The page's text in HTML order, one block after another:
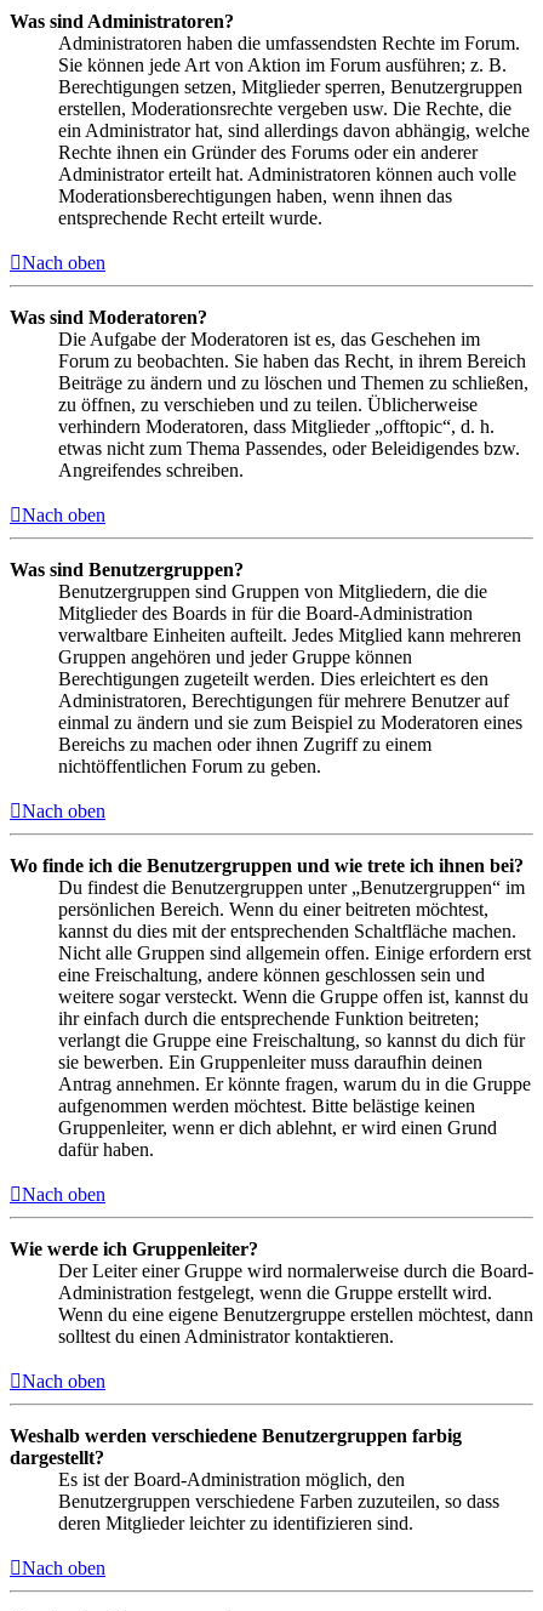
Was sind Administratoren?
Administratoren haben die umfassendsten Rechte im Forum.
Sie können jede Art von Aktion im Forum ausführen; z. B.
Berechtigungen setzen, Mitglieder sperren, Benutzergruppen
erstellen, Moderationsrechte vergeben usw. Die Rechte, die
ein Administrator hat, sind allerdings davon abhängig, welche
Rechte ihnen ein Gründer des Forums oder ein anderer
Administrator erteilt hat. Administratoren können auch volle
Moderationsberechtigungen haben, wenn ihnen das
entsprechende Recht erteilt wurde.
Nach oben
Was sind Moderatoren?
Die Aufgabe der Moderatoren ist es, das Geschehen im
Forum zu beobachten. Sie haben das Recht, in ihrem Bereich
Beiträge zu ändern und zu löschen und Themen zu schließen,
zu öffnen, zu verschieben und zu teilen. Üblicherweise
verhindern Moderatoren, dass Mitglieder „offtopic“, d. h.
etwas nicht zum Thema Passendes, oder Beleidigendes bzw.
Angreifendes schreiben.
Nach oben
Was sind Benutzergruppen?
Benutzergruppen sind Gruppen von Mitgliedern, die die
Mitglieder des Boards in für die Board-Administration
verwaltbare Einheiten aufteilt. Jedes Mitglied kann mehreren
Gruppen angehören und jeder Gruppe können
Berechtigungen zugeteilt werden. Dies erleichtert es den
Administratoren, Berechtigungen für mehrere Benutzer auf
einmal zu ändern und sie zum Beispiel zu Moderatoren eines
Bereichs zu machen oder ihnen Zugriff zu einem
nichtöffentlichen Forum zu geben.
Nach oben
Wo finde ich die Benutzergruppen und wie trete ich ihnen bei?
Du findest die Benutzergruppen unter „Benutzergruppen“ im
persönlichen Bereich. Wenn du einer beitreten möchtest,
kannst du dies mit der entsprechenden Schaltfläche machen.
Nicht alle Gruppen sind allgemein offen. Einige erfordern erst
eine Freischaltung, andere können geschlossen sein und
weitere sogar versteckt. Wenn die Gruppe offen ist, kannst du
ihr einfach durch die entsprechende Funktion beitreten;
verlangt die Gruppe eine Freischaltung, so kannst du dich für
sie bewerben. Ein Gruppenleiter muss daraufhin deinen
Antrag annehmen. Er könnte fragen, warum du in die Gruppe
aufgenommen werden möchtest. Bitte belästige keinen
Gruppenleiter, wenn er dich ablehnt, er wird einen Grund
dafür haben.
Nach oben
Wie werde ich Gruppenleiter?
Der Leiter einer Gruppe wird normalerweise durch die Board-
Administration festgelegt, wenn die Gruppe erstellt wird.
Wenn du eine eigene Benutzergruppe erstellen möchtest, dann
solltest du einen Administrator kontaktieren.
Nach oben
Weshalb werden verschiedene Benutzergruppen farbig
dargestellt?
Es ist der Board-Administration möglich, den
Benutzergruppen verschiedene Farben zuzuteilen, so dass
deren Mitglieder leichter zu identifizieren sind.
Nach oben